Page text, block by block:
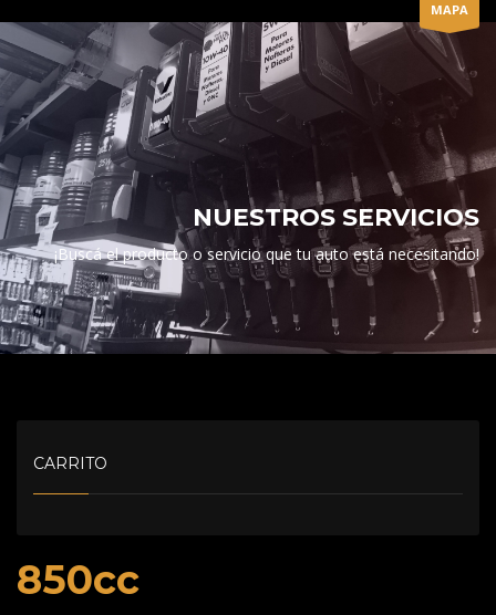
MAPA
NUESTROS SERVICIOS
¡Buscá el producto o servicio que tu auto está necesitando!
850cc
CARRITO